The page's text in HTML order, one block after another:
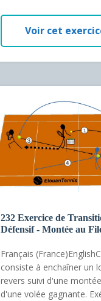
Voir cet
232 Exercice de
Défensif - Montée au
Français
consiste à enchaîner un
revers suivi d'une
d'une volée gagnante.